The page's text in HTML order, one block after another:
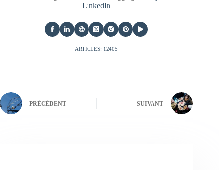
LinkedIn
ARTICLES: 12405
PRÉCÉDENT SUIVANT